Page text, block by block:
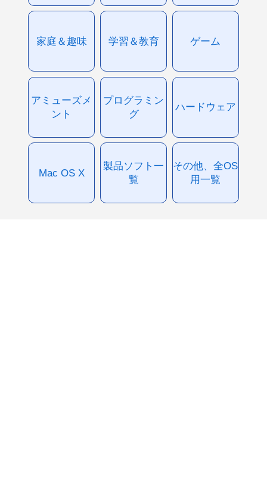
家庭＆趣味 学習＆教育 ゲーム
アミューズメ
ント
プログラミン
グ
ハードウェア
Mac OS X
製品ソフト一
覧
その他、全OS
用一覧